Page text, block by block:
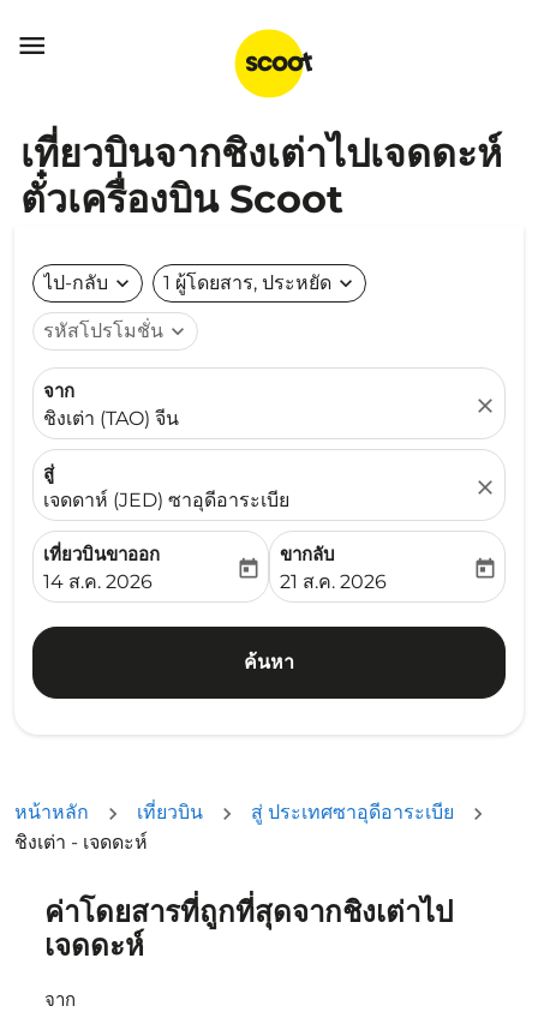

เที่ยวบินจากชิงเต่าไปเจดดะห์
ตั๋วเครื่องบิน Scoot
ไป-กลับ expand_more 1 ผู้โดยสาร, ประหยัด expand_more
รหัสโปรโมชั่น expand_more
จาก
ชิงเต่า (TAO) จีน
close
สู่
เจดดาห์ (JED) ซาอุดีอาระเบีย
close
เที่ยวบินขาออก
fc-booking-departure-date-aria-label
14 ส.ค. 2026
today
ขากลับ
fc-booking-return-date-
21 ส.ค. 2026
today
ค้นหา
หน้าหลัก เที่ยวบิน
สู่ ประเทศซาอุดีอาระเบีย
ชิงเต่า - เจดดะห์
ค่าโดยสารที่ถูกที่สุดจากชิงเต่าไป
เจดดะห์
จาก
ลองอัปเดตเส้นทางของคุณ (ต้นทางและ/หรือปลายทาง) หรื